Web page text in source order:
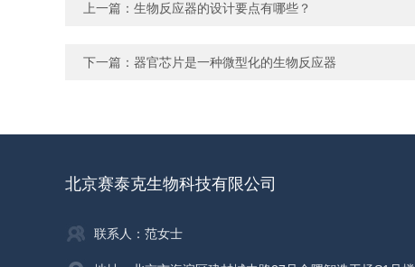
上一篇： 生物反应器的设计要点有哪些？
下一篇： 器官芯片是一种微型化的生物反应器
北京赛泰克生物科技有限公司
联系人：范女士